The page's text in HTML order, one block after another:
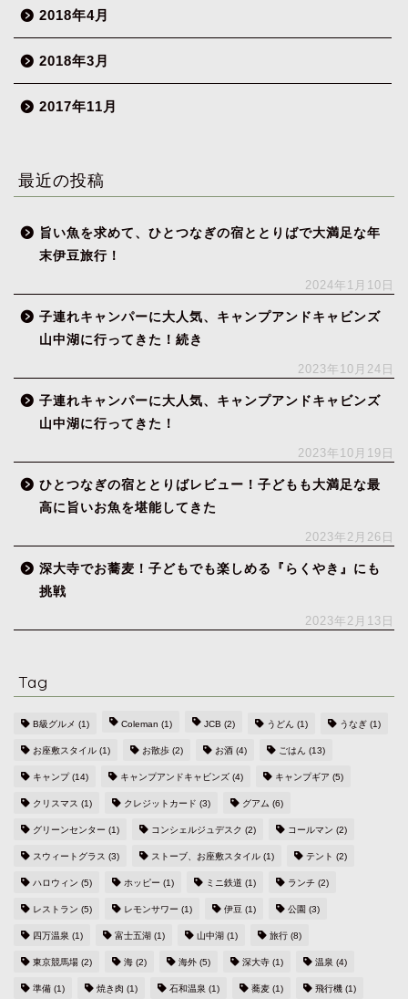
2018年4月
2018年3月
2017年11月
最近の投稿
旨い魚を求めて、ひとつなぎの宿ととりばで大満足な年
末伊豆旅行！
2024年1月10日
子連れキャンパーに大人気、キャンプアンドキャビンズ
山中湖に行ってきた！続き
2023年10月24日
子連れキャンパーに大人気、キャンプアンドキャビンズ
山中湖に行ってきた！
2023年10月19日
ひとつなぎの宿ととりばレビュー！子どもも大満足な最
高に旨いお魚を堪能してきた
2023年2月26日
深大寺でお蕎麦！子どもでも楽しめる『らくやき』にも
挑戦
2023年2月13日
Tag
B級グルメ (1) Coleman (1) JCB (2) うどん (1) うなぎ (1)
お座敷スタイル (1) お散歩 (2) お酒 (4) ごはん (13)
キャンプ(14) キャンプアンドキャビンズ (4) キャンプギア (5)
クリスマス (1) クレジットカード (3) グアム (6)
グリーンセンター (1) コンシェルジュデスク (2) コールマン (2)
スウィートグラス (3) ストーブ、お座敷スタイル (1) テント (2)
ハロウィン (5) ホッピー (1) ミニ鉄道 (1) ランチ (2)
レストラン (5) レモンサワー (1) 伊豆 (1) 公園 (3)
四万温泉 (1) 富士五湖 (1) 山中湖 (1) 旅行 (8)
東京競馬場 (2) 海 (2) 海外 (5) 深大寺 (1) 温泉 (4)
準備 (1) 焼き肉 (1) 石和温泉 (1) 蕎麦 (1) 飛行機 (1)